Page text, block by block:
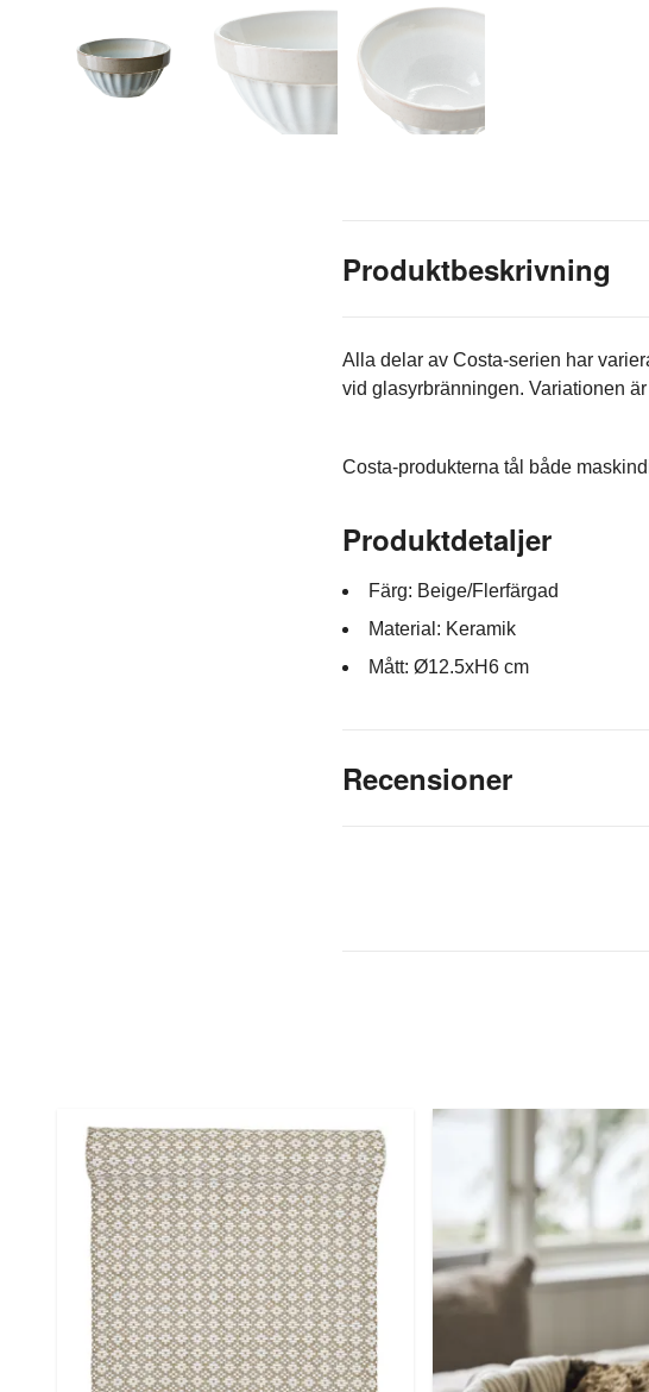
Produktbeskrivning
Alla delar av Costa-serien har
vid glasyrbränningen. Variationen
Costa-produkterna tål både
Produktdetaljer
Färg: Beige/Flerfärgad
Material: Keramik
Mått: Ø12.5xH6 cm
Recensioner